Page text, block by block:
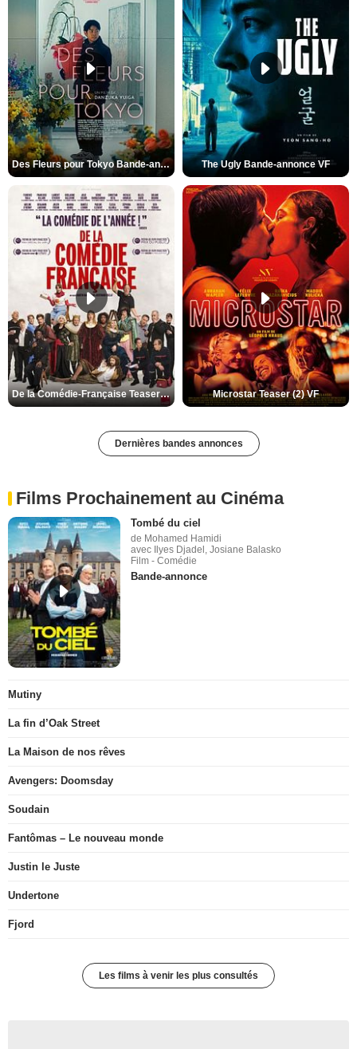
Des Fleurs pour Tokyo Bande-annonce VO STFR The Ugly Bande-annonce VF
De la Comédie-Française Teaser (3) VF Microstar Teaser (2) VF
Dernières bandes annonces
Films Prochainement au Cinéma
Tombé du ciel
de Mohamed Hamidi
avec Ilyes Djadel, Josiane Balasko
Film - Comédie
Bande-annonce
Mutiny
La fin d’Oak Street
La Maison de nos rêves
Avengers: Doomsday
Soudain
Fantômas – Le nouveau monde
Justin le Juste
Undertone
Fjord
Les films à venir les plus consultés